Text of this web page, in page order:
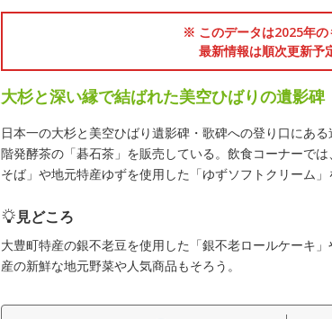
※ このデータは2025年の
最新情報は順次更新予
大杉と深い縁で結ばれた美空ひばりの遺影碑
日本一の大杉と美空ひばり遺影碑・歌碑への登り口にあ
階発酵茶の「碁石茶」を販売している。飲食コーナーで
そば」や地元特産ゆずを使用した「ゆずソフトクリーム」
見どころ
大豊町特産の銀不老豆を使用した「銀不老ロールケーキ
産の新鮮な地元野菜や人気商品もそろう。